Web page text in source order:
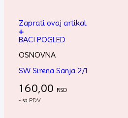
Zaprati ovaj artikal
+
BACI POGLED
OSNOVNA
SW Sirena Sanja 2/1
160,00 RSD
- sa PDV